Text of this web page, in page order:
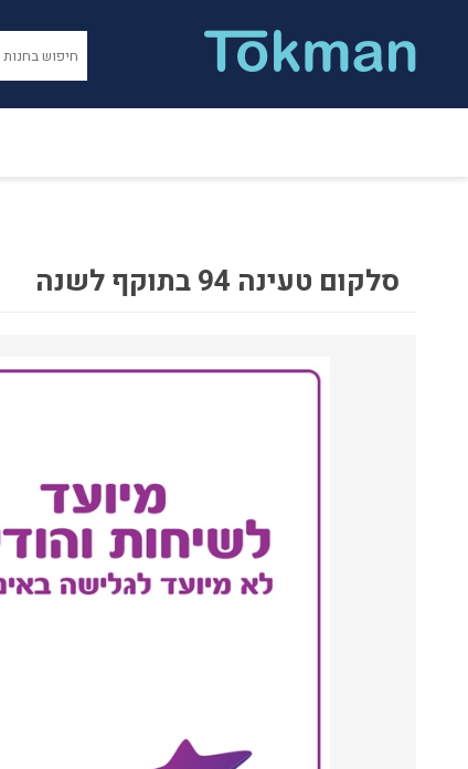
סלקום טעינה 94 בתוקף לשנה